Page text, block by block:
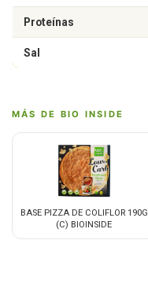
Proteínas
Sal
MÁS DE BIO INSIDE
BASE PIZZA DE COLIFLOR 190G
(C) BIOINSIDE